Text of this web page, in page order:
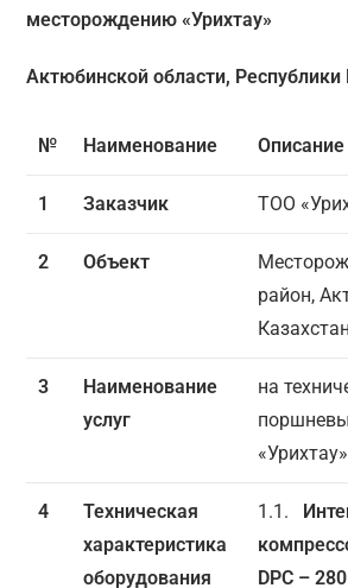
месторождению «Урихтау»
Актюбинской области, Республики
№ Наименование Описание
1 Заказчик ТОО
2 Объект
район,
3
Наименование
услуг
на
4
Техническая
характеристика
оборудования
1.1.
DPC –